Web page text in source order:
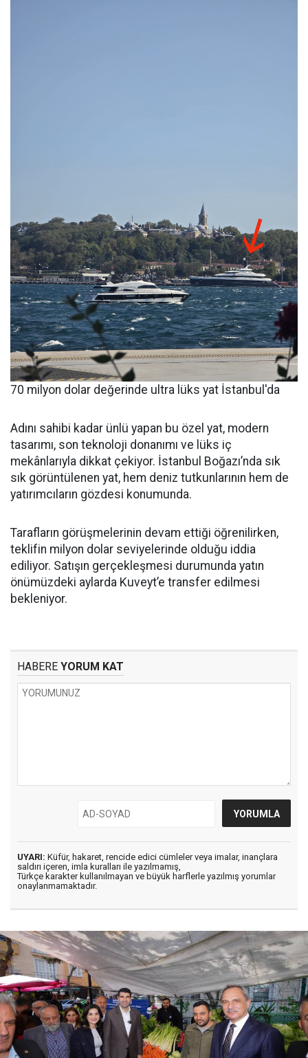
70 milyon dolar değerinde ultra lüks yat İstanbul'da
Adını sahibi kadar ünlü yapan bu özel yat, modern
tasarımı, son teknoloji donanımı ve lüks iç
mekânlarıyla dikkat çekiyor. İstanbul Boğazı’nda sık
sık görüntülenen yat, hem deniz tutkunlarının hem de
yatırımcıların gözdesi konumunda.
Tarafların görüşmelerinin devam ettiği öğrenilirken,
teklifin milyon dolar seviyelerinde olduğu iddia
ediliyor. Satışın gerçekleşmesi durumunda yatın
önümüzdeki aylarda Kuveyt’e transfer edilmesi
bekleniyor.
HABERE YORUM KAT
UYARI: Küfür, hakaret, rencide edici cümleler veya imalar, inançlara
saldırı içeren, imla kuralları ile yazılmamış,
Türkçe karakter kullanılmayan ve büyük harflerle yazılmış yorumlar
onaylanmamaktadır.